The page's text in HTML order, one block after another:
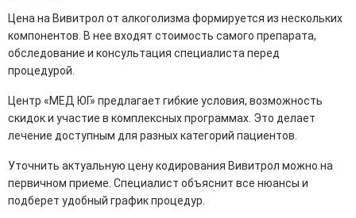
Цена на Вивитрол от алкоголизма формируется из нескольких
компонентов. В нее входят стоимость самого препарата,
обследование и консультация специалиста перед
процедурой.
Центр «МЕД ЮГ» предлагает гибкие условия, возможность
скидок и участие в комплексных программах. Это делает
лечение доступным для разных категорий пациентов.
Уточнить актуальную цену кодирования Вивитрол можно на
первичном приеме. Специалист объяснит все нюансы и
подберет удобный график процедур.